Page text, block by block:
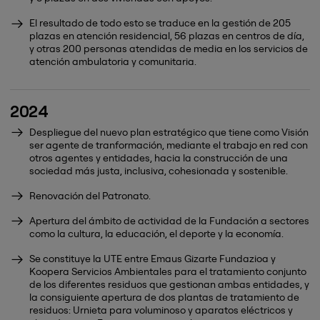
El resultado de todo esto se traduce en la gestión de 205
plazas en atención residencial, 56 plazas en centros de día,
y otras 200 personas atendidas de media en los servicios de
atención ambulatoria y comunitaria.
2024
Despliegue del nuevo plan estratégico que tiene como Visión
ser agente de tranformación, mediante el trabajo en red con
otros agentes y entidades, hacia la construcción de una
sociedad más justa, inclusiva, cohesionada y sostenible.
Renovación del Patronato.
Apertura del ámbito de actividad de la Fundación a sectores
como la cultura, la educación, el deporte y la economía.
Se constituye la UTE entre Emaus Gizarte Fundazioa y
Koopera Servicios Ambientales para el tratamiento conjunto
de los diferentes residuos que gestionan ambas entidades, y
la consiguiente apertura de dos plantas de tratamiento de
residuos: Urnieta para voluminoso y aparatos eléctricos y